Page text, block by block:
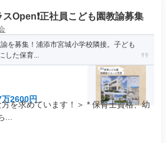
Open❗️正社員こども園教諭募集
を募集！浦添市宮城小学校隣接。子ども
した保育...
2600円
を求めています！＞ * 保育士資格、幼